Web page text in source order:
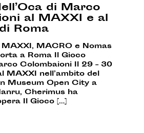
di Marco
al MAXXI e al
Roma
MACRO e Nomas
a Roma Il Gioco
Colombaioni Il 29 – 30
MAXXI nell’ambito del
Museum Open City a
Cherimus ha
Il Gioco […]